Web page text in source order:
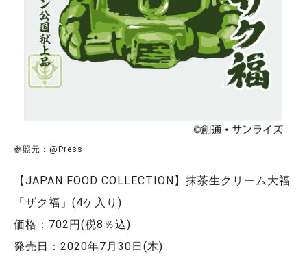
参照元：@Press
【JAPAN FOOD COLLECTION】抹茶生クリーム大福
「ザク福」(4ケ入り)
価格：702円(税8％込)
発売日：2020年7月30日(木)